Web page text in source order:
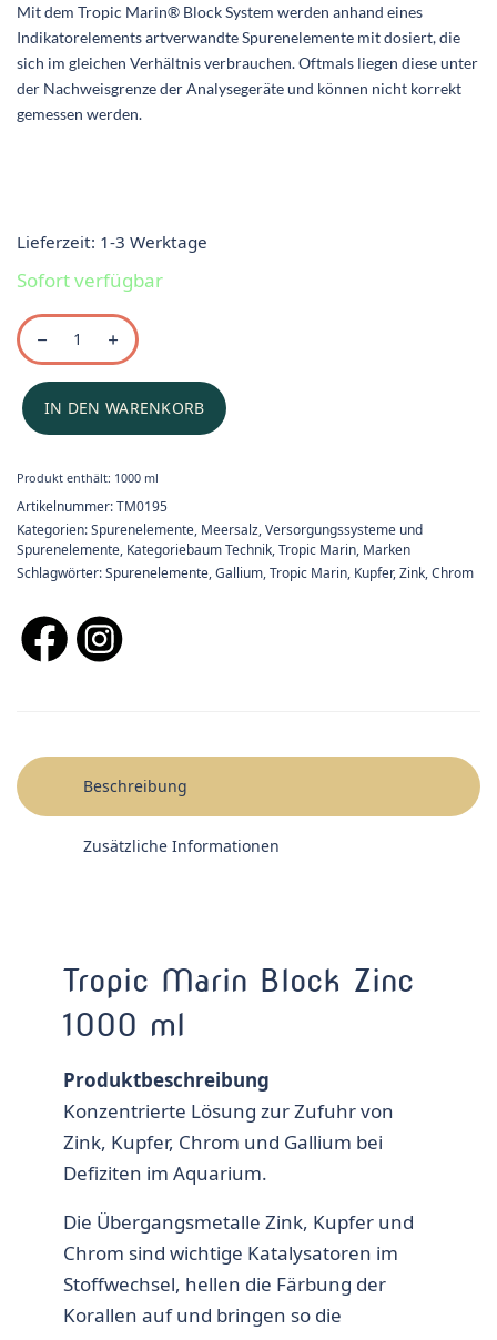
Mit dem Tropic Marin® Block System werden anhand eines
Indikatorelements artverwandte Spurenelemente mit dosiert, die
sich im gleichen Verhältnis verbrauchen. Oftmals liegen diese unter
der Nachweisgrenze der Analysegeräte und können nicht korrekt
gemessen werden.
Lieferzeit: 1-3 Werktage
Sofort verfügbar
IN DEN WARENKORB
Produkt enthält: 1000 ml
Artikelnummer:TM0195
Kategorien:Spurenelemente, Meersalz, Versorgungssysteme und
Spurenelemente, Kategoriebaum Technik,Tropic Marin, Marken
Schlagwörter:Spurenelemente,Gallium,Tropic Marin, Kupfer,Zink,Chrom
Beschreibung
Zusätzliche Informationen
Tropic Marin Block Zinc
1000 ml
Produktbeschreibung
Konzentrierte Lösung zur Zufuhr von
Zink, Kupfer, Chrom und Gallium bei
Defiziten im Aquarium.
Die Übergangsmetalle Zink, Kupfer und
Chrom sind wichtige Katalysatoren im
Stoffwechsel, hellen die Färbung der
Korallen auf und bringen so die